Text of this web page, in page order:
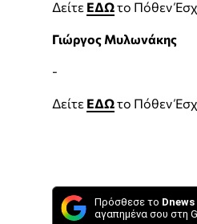
Δείτε ΕΔΩτο Πόθεν
Γιώργος Μυλωνάκης
-
Δείτε ΕΔΩτο Πόθεν
Πρόσθεσε το Dnews
αγαπημένα σου στη